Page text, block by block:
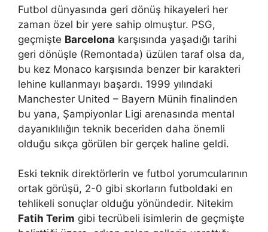
Futbol dünyasında geri dönüş hikayeleri her
zaman özel bir yere sahip olmuştur. PSG,
geçmişte Barcelona karşısında yaşadığı tarihi
geri dönüşle (Remontada) üzülen taraf olsa da,
bu kez Monaco karşısında benzer bir karakteri
lehine kullanmayı başardı. 1999 yılındaki
Manchester United – Bayern Münih finalinden
bu yana, Şampiyonlar Ligi arenasında mental
dayanıklılığın teknik beceriden daha önemli
olduğu sıkça görülen bir gerçek haline geldi.
Eski teknik direktörlerin ve futbol yorumcularının
ortak görüşü, 2-0 gibi skorların futboldaki en
tehlikeli sonuçlar olduğu yönündedir. Nitekim
Fatih Terim gibi tecrübeli isimlerin de geçmişte